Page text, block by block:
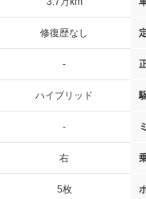
修復歴なし
-
ハイブリッド
-
右
5枚